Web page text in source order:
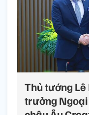
Thủ tướng
trưởng